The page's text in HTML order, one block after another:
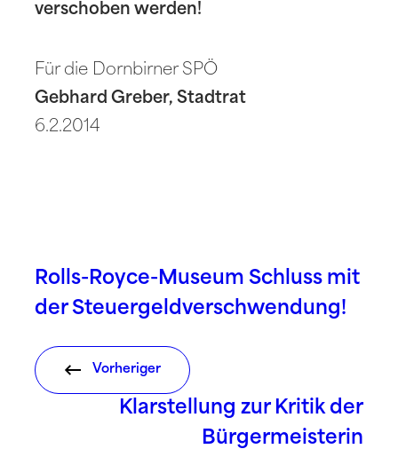
verschoben werden!
Für die Dornbirner SPÖ
Gebhard Greber, Stadtrat
6.2.2014
Rolls-Royce-Museum Schluss mit
der Steuergeldverschwendung!
Vorheriger
Klarstellung zur Kritik der
Bürgermeisterin